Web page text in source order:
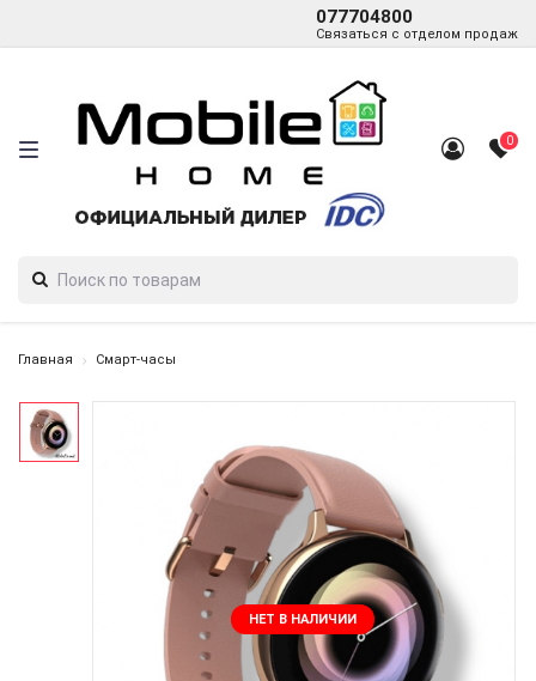
077704800
Связаться с отделом продаж
0
Главная Смарт-часы
НЕТ В НАЛИЧИИ